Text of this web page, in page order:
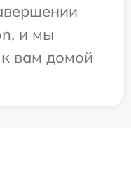
и мы
вам домой